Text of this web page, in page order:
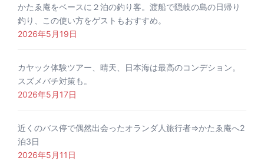
かたゑ庵をベースに２泊の釣り客。渡船で隠岐の島の日帰り
釣り、この使い方をゲストもおすすめ。
2026年5月19日
カヤック体験ツアー、晴天、日本海は最高のコンデション。
スズメバチ対策も。
2026年5月17日
近くのバス停で偶然出会ったオランダ人旅行者⇒かたゑ庵へ2
泊3日
2026年5月11日